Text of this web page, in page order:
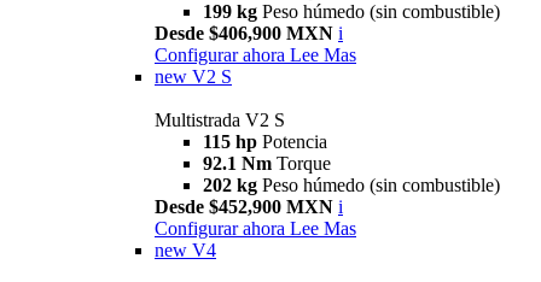
199 kg Peso húmedo (sin combustible)
Desde $406,900 MXN i
Configurar ahora Lee Mas
new V2 S
Multistrada V2 S
115 hp Potencia
92.1 Nm Torque
202 kg Peso húmedo (sin combustible)
Desde $452,900 MXN i
Configurar ahora Lee Mas
new V4